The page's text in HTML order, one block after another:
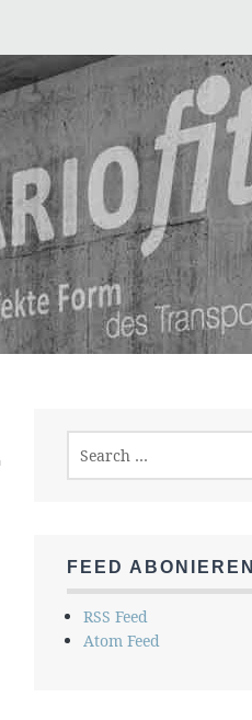
FEED ABONIEREN
RSS Feed
Atom Feed